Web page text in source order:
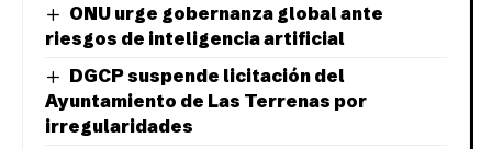
ONU urge gobernanza global ante
riesgos de inteligencia artificial
DGCP suspende licitación del
Ayuntamiento de Las Terrenas por
irregularidades